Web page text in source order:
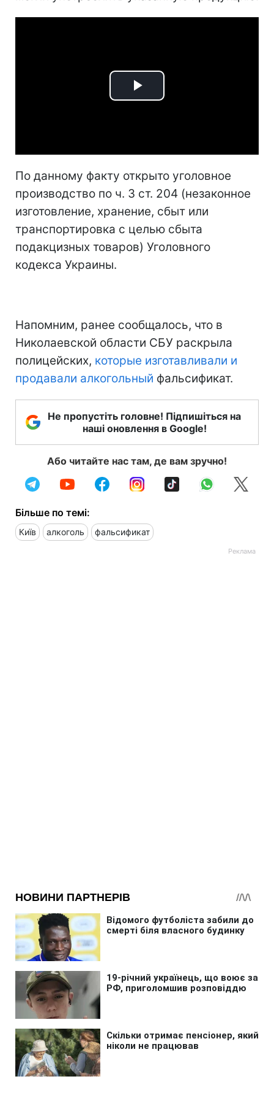
Play
По данному факту открыто уголовное
производство по ч. 3 ст. 204 (незаконное
изготовление, хранение, сбыт или
транспортировка с целью сбыта
подакцизных товаров) Уголовного
кодекса Украины.
Напомним, ранее сообщалось, что в
Николаевской области СБУ раскрыла
полицейских, которые изготавливали и
продавали алкогольный фальсификат.
Не пропустіть головне! Підпишіться на
наші оновлення в Google!
Або читайте нас там, де вам зручно!
Більше по темі:
Київ алкоголь фальсификат